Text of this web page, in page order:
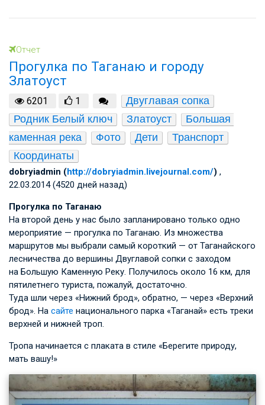
Отчет
Прогулка по Таганаю и городу
Златоуст
6201 1
Двуглавая сопка
Родник Белый ключ
Златоуст
Большая
каменная река
Фото Дети
Транспорт
Координаты
dobryiadmin (http://dobryiadmin.livejournal.com/) ,
22.03.2014 (4520 дней назад)
Прогулка по Таганаю
На второй день у нас было запланировано только одно
мероприятие — прогулка по Таганаю. Из множества
маршрутов мы выбрали самый короткий — от Таганайского
лесничества до вершины Двуглавой сопки с заходом
на Большую Каменную Реку. Получилось около 16 км, для
пятилетнего туриста, пожалуй, достаточно.
Туда шли через «Нижний брод», обратно, — через «Верхний
брод». На сайте национального парка «Таганай» есть треки
верхней и нижней троп.
Тропа начинается с плаката в стиле «Берегите природу,
мать вашу!»